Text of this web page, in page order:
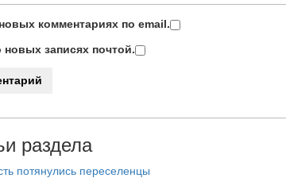
комментариях по email.
записях почтой.
раздела
потянулись переселенцы